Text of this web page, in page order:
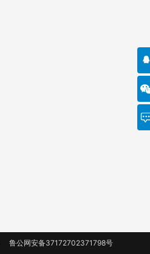
鲁公网安备37172702371798号